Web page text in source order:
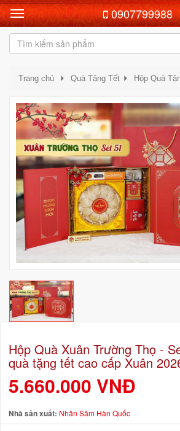
0907799988
Trang chủ Quà Tặng Tết Hộp Quà
Hộp Quà Xuân Trường Thọ -
quà tặng tết cao cấp Xuân
5.660.000 VNĐ
Nhà sản xuất: Nhân Sâm Hàn Quốc